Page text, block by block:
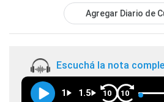
Agregar Diario de
Escuchá la nota
1 1.5 10 10